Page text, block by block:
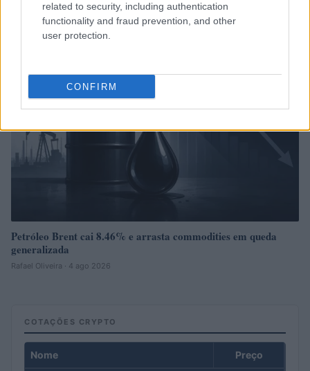
related to security, including authentication
functionality and fraud prevention, and other
user protection.
CONFIRM
Rafael Oliveira · 4 ago 2026
NÃO CLASSIFICADO
Petróleo Brent cai 8.46% e arrasta commodities em queda
generalizada
Rafael Oliveira · 4 ago 2026
COTAÇÕES CRYPTO
Nome Preço